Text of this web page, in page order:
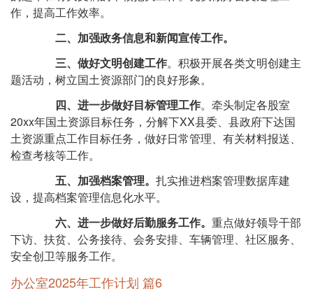
作，提高工作效率。
二、加强政务信息和新闻宣传工作。
三、做好文明创建工作。积极开展各类文明创建主
题活动，树立国土资源部门的良好形象。
四、进一步做好目标管理工作。牵头制定各股室
20xx年国土资源目标任务，分解下XX县委、县政府下达国
土资源重点工作目标任务，做好日常管理、有关材料报送、
检查考核等工作。
五、加强档案管理。 扎实推进档案管理数据库建
设，提高档案管理信息化水平。
六、进一步做好后勤服务工作。 重点做好领导干部
下访、扶贫、公务接待、会务安排、车辆管理、社区服务、
安全创卫等服务工作。
办公室2025年工作计划 篇6